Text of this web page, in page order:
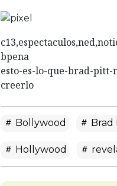
bpena
esto-es-lo-que-brad-pitt-
creerlo
Bollywood Brad
Hollywood